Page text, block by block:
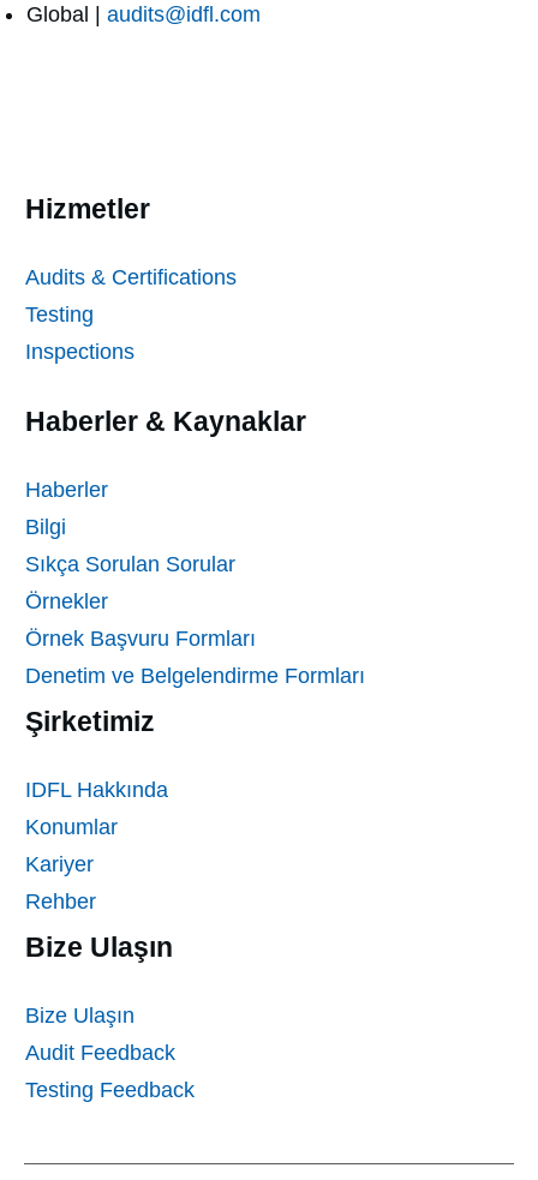
Global | audits@idfl.com
Hizmetler
Audits & Certifications
Testing
Inspections
Haberler & Kaynaklar
Haberler
Bilgi
Sıkça Sorulan Sorular
Örnekler
Örnek Başvuru Formları
Denetim ve Belgelendirme Formları
Şirketimiz
IDFL Hakkında
Konumlar
Kariyer
Rehber
Bize Ulaşın
Bize Ulaşın
Audit Feedback
Testing Feedback